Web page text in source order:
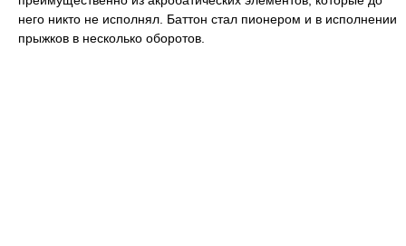
него никто не исполнял. Баттон стал пионером и в исполнении
прыжков в несколько оборотов.